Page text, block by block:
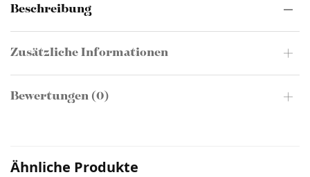
Beschreibung
Zusätzliche Informationen
Bewertungen (0)
Ähnliche Produkte